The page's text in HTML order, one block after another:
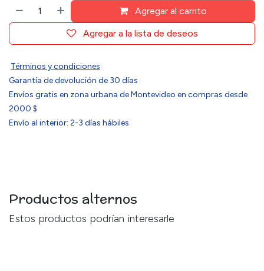
Agregar al carrito
Agregar a la lista de deseos
Términos y condiciones
Garantía de devolución de 30 días
Envíos gratis en zona urbana de Montevideo en compras desde
2000 $
Envío al interior: 2-3 días hábiles
Productos alternos
Estos productos podrían interesarle